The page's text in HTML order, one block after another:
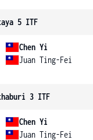
5 ITF
Chen Yi
Juan Ting-Fei
3 ITF
Chen Yi
Juan Ting-Fei